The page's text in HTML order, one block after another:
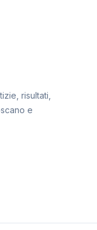
risultati,
e